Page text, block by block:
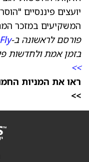
יועצים פיננסיים
המשקיעים במזכר
פורסם לראשונה ב-
בזמן אמת ולחדשות
>>
>>